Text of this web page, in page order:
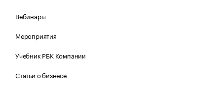
Вебинары
Мероприятия
Учебник РБК Компании
Статьи о бизнесе